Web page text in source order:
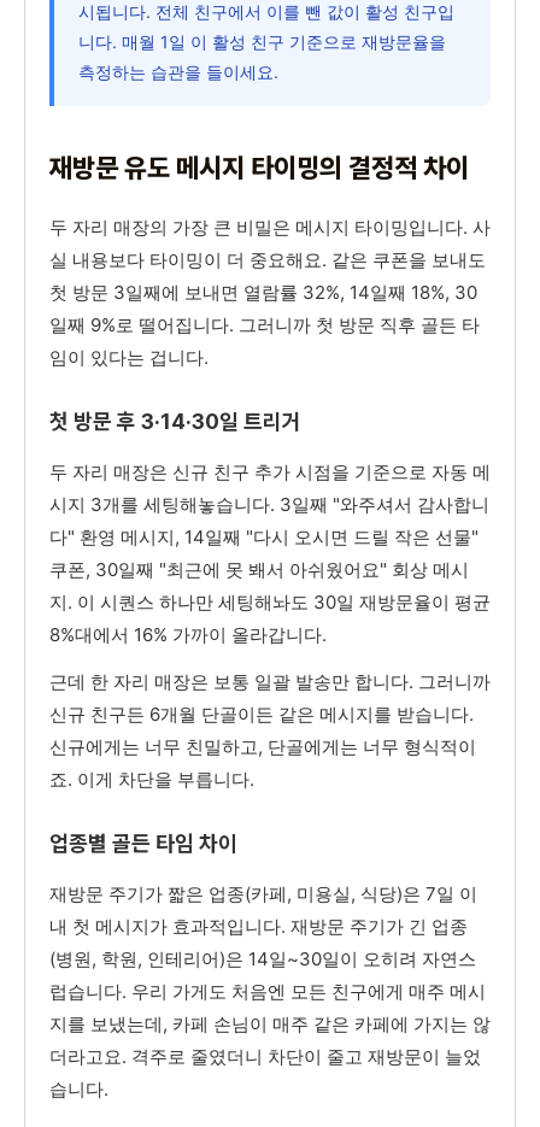
시됩니다. 전체 친구에서 이를 뺀 값이 활성 친구입
니다. 매월 1일 이 활성 친구 기준으로 재방문율을
측정하는 습관을 들이세요.
재방문 유도 메시지 타이밍의 결정적 차이
두 자리 매장의 가장 큰 비밀은 메시지 타이밍입니다. 사
실 내용보다 타이밍이 더 중요해요. 같은 쿠폰을 보내도
첫 방문 3일째에 보내면 열람률 32%, 14일째 18%, 30
일째 9%로 떨어집니다. 그러니까 첫 방문 직후 골든 타
임이 있다는 겁니다.
첫 방문 후 3·14·30일 트리거
두 자리 매장은 신규 친구 추가 시점을 기준으로 자동 메
시지 3개를 세팅해놓습니다. 3일째 "와주셔서 감사합니
다" 환영 메시지, 14일째 "다시 오시면 드릴 작은 선물"
쿠폰, 30일째 "최근에 못 봬서 아쉬웠어요" 회상 메시
지. 이 시퀀스 하나만 세팅해놔도 30일 재방문율이 평균
8%대에서 16% 가까이 올라갑니다.
근데 한 자리 매장은 보통 일괄 발송만 합니다. 그러니까
신규 친구든 6개월 단골이든 같은 메시지를 받습니다.
신규에게는 너무 친밀하고, 단골에게는 너무 형식적이
죠. 이게 차단을 부릅니다.
업종별 골든 타임 차이
재방문 주기가 짧은 업종(카페, 미용실, 식당)은 7일 이
내 첫 메시지가 효과적입니다. 재방문 주기가 긴 업종
(병원, 학원, 인테리어)은 14일~30일이 오히려 자연스
럽습니다. 우리 가게도 처음엔 모든 친구에게 매주 메시
지를 보냈는데, 카페 손님이 매주 같은 카페에 가지는 않
더라고요. 격주로 줄였더니 차단이 줄고 재방문이 늘었
습니다.